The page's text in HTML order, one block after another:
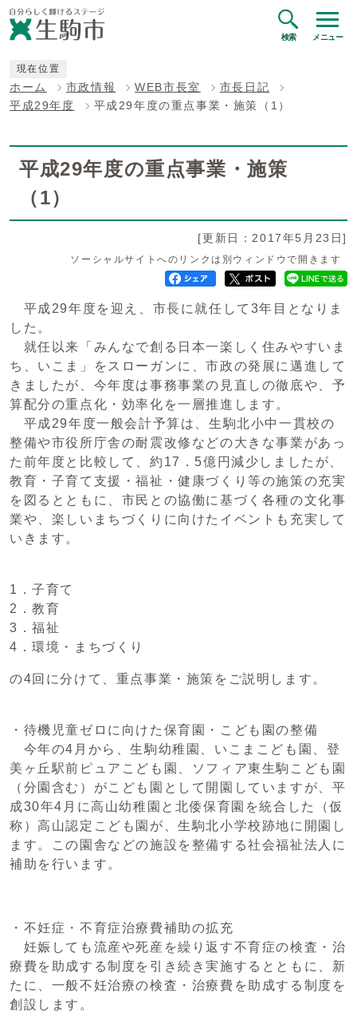
検索 メニュー
現在位置
ホーム 市政情報 WEB市長室
市長日記
平成29年度
平成29年度の重点事業・施策（1）
平成29年度の重点事業・施策
（1）
[更新日：2017年5月23日]
ソーシャルサイトへのリンクは別ウィンドウで開きます
平成29年度を迎え、市長に就任して3年目となりま
した。
就任以来「みんなで創る日本一楽しく住みやすいま
ち、いこま」をスローガンに、市政の発展に邁進して
きましたが、今年度は事務事業の見直しの徹底や、予
算配分の重点化・効率化を一層推進します。
平成29年度一般会計予算は、生駒北小中一貫校の
整備や市役所庁舎の耐震改修などの大きな事業があっ
た前年度と比較して、約17．5億円減少しましたが、
教育・子育て支援・福祉・健康づくり等の施策の充実
を図るとともに、市民との協働に基づく各種の文化事
業や、楽しいまちづくりに向けたイベントも充実して
いきます。
1．子育て
2．教育
3．福祉
4．環境・まちづくり
の4回に分けて、重点事業・施策をご説明します。
・待機児童ゼロに向けた保育園・こども園の整備
今年の4月から、生駒幼稚園、いこまこども園、登
美ヶ丘駅前ピュアこども園、ソフィア東生駒こども園
（分園含む）がこども園として開園していますが、平
成30年4月に高山幼稚園と北倭保育園を統合した（仮
称）高山認定こども園が、生駒北小学校跡地に開園し
ます。この園舎などの施設を整備する社会福祉法人に
補助を行います。
・不妊症・不育症治療費補助の拡充
妊娠しても流産や死産を繰り返す不育症の検査・治
療費を助成する制度を引き続き実施するとともに、新
たに、一般不妊治療の検査・治療費を助成する制度を
創設します。